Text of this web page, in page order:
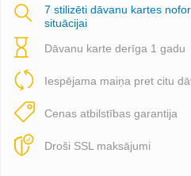
7 stilizēti dāvanu kartes
situācijai
Dāvanu karte derīga 1 gadu
Iespējama maiņa pret citu
Cenas atbilstības garantija
Droši SSL maksājumi